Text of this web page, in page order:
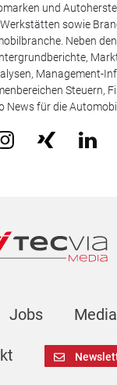
und
sowie
Neben
Management-
Steuern,
News für die
Jobs